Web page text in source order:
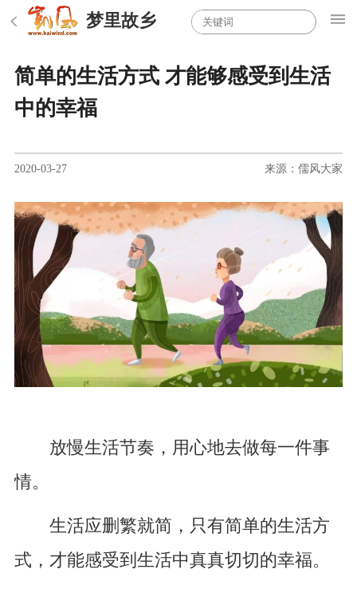
梦里故乡
简单的生活方式 才能够感受到生活
中的幸福
2020-03-27 来源：儒风大家
放慢生活节奏，用心地去做每一件事
情。
生活应删繁就简，只有简单的生活方
式，才能感受到生活中真真切切的幸福。